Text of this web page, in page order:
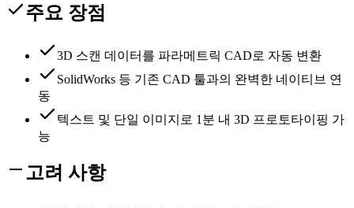
주요 장점
3D 스캔 데이터를 파라메트릭 CAD로 자동 변환
SolidWorks 등 기존 CAD 툴과의 완벽한 네이티브 연
동
텍스트 및 단일 이미지로 1분 내 3D 프로토타이핑 가
능
고려 사항